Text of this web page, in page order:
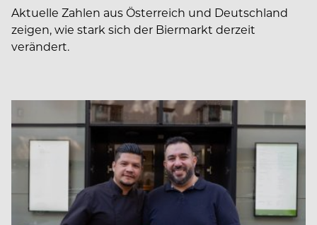
Aktuelle Zahlen aus Österreich und Deutschland
zeigen, wie stark sich der Biermarkt derzeit
verändert.